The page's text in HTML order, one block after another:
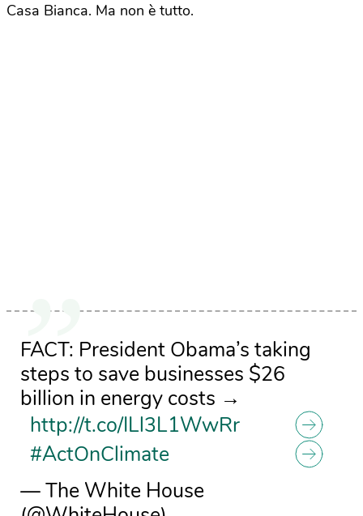
Casa Bianca. Ma non è tutto.
FACT: President Obama’s taking
steps to save businesses $26
billion in energy costs →
http://t.co/ILl3L1WwRr
#ActOnClimate
— The White House